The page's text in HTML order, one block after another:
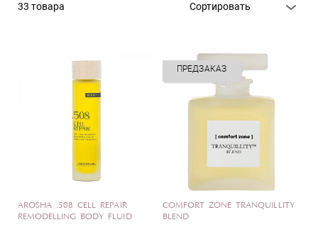
Skintellectual Solutions
Anti-age
SPF-защита
Антибактериальное действие
Борьба с обезвоженностью
Выравнивание тона
Тип кожи
33 товара Сортировать
AROSHA .508 CELL REPAIR
REMODELLING BODY FLUID
ПРЕДЗАКАЗ
COMFORT ZONE TRANQUILLITY
BLEND